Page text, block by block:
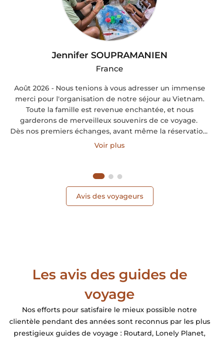
Jennifer SOUPRAMANIEN
France
Août 2026 - Nous tenions à vous adresser un immense
merci pour l'organisation de notre séjour au Vietnam.
Toute la famille est revenue enchantée, et nous
garderons de merveilleux souvenirs de ce voyage.
Dès nos premiers échanges, avant même la réservation,
vous avez pris le temps d'écouter nos attentes, de
Nous nous sommes tout de suite sentis en confiance.
Voir plus
Avis des voyageurs
Les avis des guides de
voyage
Nos efforts pour satisfaire le mieux possible notre
clientèle pendant des années sont reconnus par les plus
prestigieux guides de voyage : Routard, Lonely Planet,